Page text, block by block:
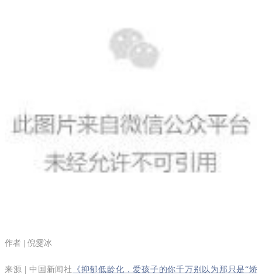
作者 | 倪雯冰
来源 | 中国新闻社
《抑郁低龄化，爱孩子的你千万别以为那只是“矫